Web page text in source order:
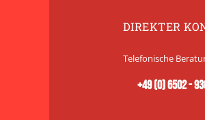
DIREKTER
Telefonische
+49 (0) 6502 -